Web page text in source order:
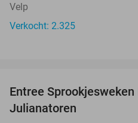
Velp
Verkocht: 2.325
Entree
Julianatoren